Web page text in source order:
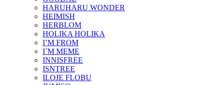
HARUHARU WONDER
HEIMISH
HERBLOM
HOLIKA HOLIKA
I’M FROM
I´M MEME
INNISFREE
ISNTREE
ILOJE FLOBU